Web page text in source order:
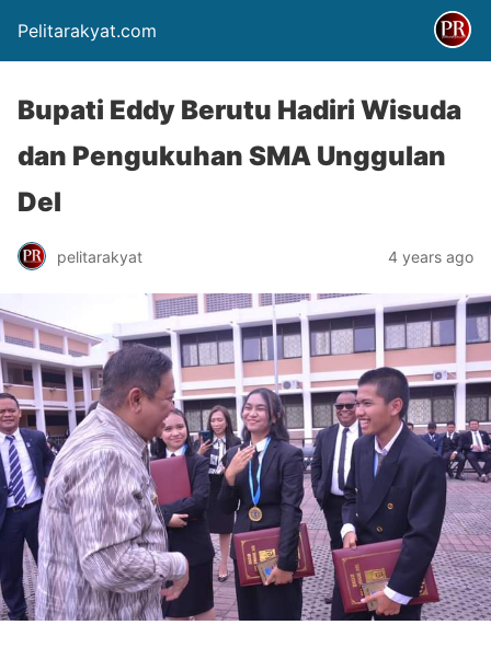
Pelitarakyat.com
Bupati Eddy Berutu Hadiri Wisuda
dan Pengukuhan SMA Unggulan
Del
pelitarakyat 4 years ago